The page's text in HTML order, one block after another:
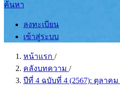
ค้นหา
ลงทะเบียน
เข้าสู่ระบบ
หน้าแรก /
คลังบทความ /
ปีที่ 4 ฉบับที่ 4 (2567): ตุลาค